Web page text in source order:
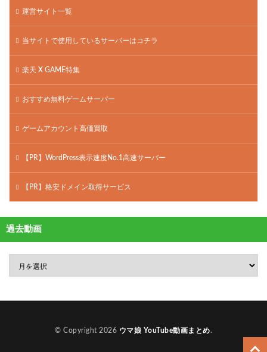
運営サイト一覧
当サイトで使用しているサーバーはコチラ
楽天 X GAME特集
おすすめ無料ゲームサーバー
ゲームアカウント高価買取
【PR】WordPress表示速度No.1高速サーバー
【PR】格安ドメイン取得サービス
過去動画
© Copyright 2026 ウマ娘 YouTube動画まとめ.